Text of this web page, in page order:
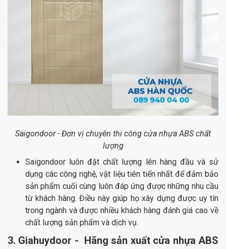
Saigondoor - Đơn vị chuyên thi công cửa nhựa ABS chất
lượng
Saigondoor luôn đặt chất lượng lên hàng đầu và sử
dụng các công nghệ, vật liệu tiên tiến nhất để đảm bảo
sản phẩm cuối cùng luôn đáp ứng được những nhu cầu
từ khách hàng. Điều này giúp họ xây dựng được uy tín
trong ngành và được nhiều khách hàng đánh giá cao về
chất lượng sản phẩm và dịch vụ.
3. Giahuydoor - Hãng sản xuất cửa nhựa ABS